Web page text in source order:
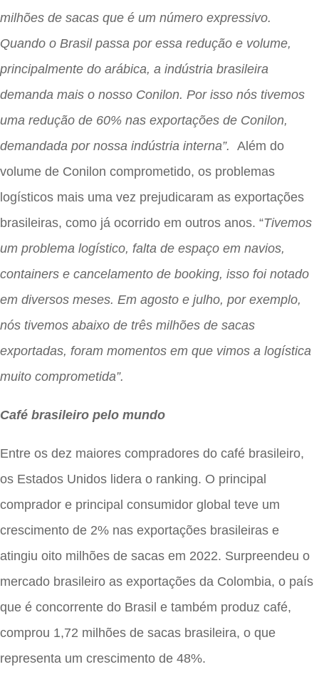
milhões de sacas que é um número expressivo.
Quando o Brasil passa por essa redução e volume,
principalmente do arábica, a indústria brasileira
demanda mais o nosso Conilon. Por isso nós tivemos
uma redução de 60% nas exportações de Conilon,
demandada por nossa indústria interna”. Além do
volume de Conilon comprometido, os problemas
logísticos mais uma vez prejudicaram as exportações
brasileiras, como já ocorrido em outros anos. “Tivemos
um problema logístico, falta de espaço em navios,
containers e cancelamento de booking, isso foi notado
em diversos meses. Em agosto e julho, por exemplo,
nós tivemos abaixo de três milhões de sacas
exportadas, foram momentos em que vimos a logística
muito comprometida”.
Café brasileiro pelo mundo
Entre os dez maiores compradores do café brasileiro,
os Estados Unidos lidera o ranking. O principal
comprador e principal consumidor global teve um
crescimento de 2% nas exportações brasileiras e
atingiu oito milhões de sacas em 2022. Surpreendeu o
mercado brasileiro as exportações da Colombia, o país
que é concorrente do Brasil e também produz café,
comprou 1,72 milhões de sacas brasileira, o que
representa um crescimento de 48%.